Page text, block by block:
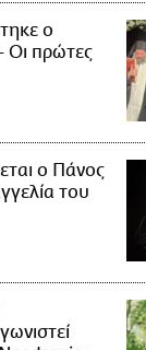
ο
Οι πρώτες
ο Πάνος
του